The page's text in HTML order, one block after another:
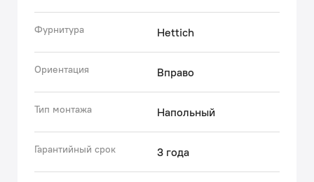
Фурнитура Hettich
Ориентация Вправо
Тип монтажа Напольный
Гарантийный срок 3 года